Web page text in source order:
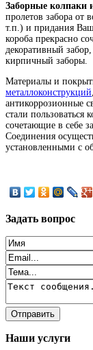
Заборные колпаки
пролетов забора от
т.п.) и придания
короба прекрасно
декоративный
кирпичный заборы.
Материалы и
металлоконструкций
антикоррозионные
стали пользоваться
сочетающие в себе
Соединения
установленными с
Задать вопрос
Наши услуги